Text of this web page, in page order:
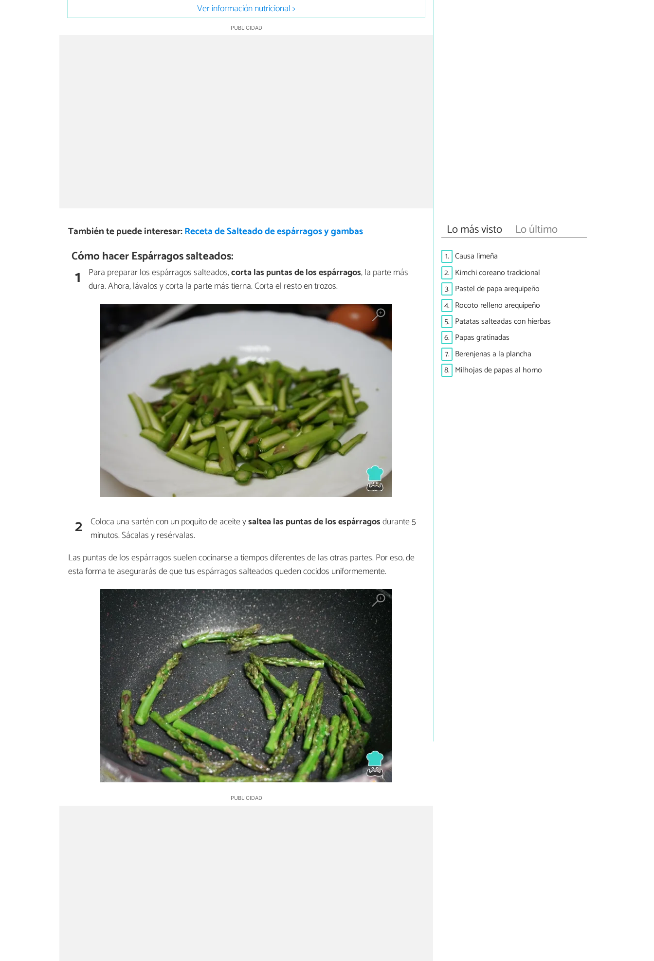
Ver información nutricional >
También te puede interesar:Receta de Salteado de espárragos y gambas
Cómo hacer Espárragos salteados:
1 Para preparar los espárragos salteados,corta las puntas de los espárragos, la parte más
dura. Ahora, lávalos y corta la parte más tierna. Corta el resto en trozos.
2 Coloca una sartén con un poquito de aceite ysaltea las puntas de los espárragosdurante 5
minutos. Sácalas y resérvalas.
Las puntas de los espárragos suelen cocinarse a tiempos diferentes de las otras partes. Por eso, de
esta forma te asegurarás de que tus espárragos salteados queden cocidos uniformemente.
Lo más visto Lo último
1. Causa limeña
2. Kimchi coreano tradicional
3. Pastel de papa arequipeño
4. Rocoto relleno arequipeño
5. Patatas salteadas con hierbas
6. Papas gratinadas
7. Berenjenas a la plancha
8. Milhojas de papas al horno